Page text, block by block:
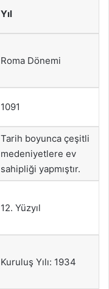
Yıl
Roma Dönemi
1091
Tarih boyunca çeşitli
medeniyetlere ev
sahipliği yapmıştır.
12. Yüzyıl
Kuruluş Yılı: 1934